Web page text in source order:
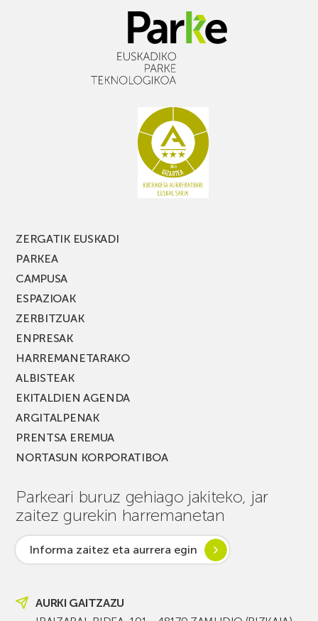
ZERGATIK EUSKADI
PARKEA
CAMPUSA
ESPAZIOAK
ZERBITZUAK
ENPRESAK
HARREMANETARAKO
ALBISTEAK
EKITALDIEN AGENDA
ARGITALPENAK
PRENTSA EREMUA
NORTASUN KORPORATIBOA
Parkeari buruz gehiago jakiteko, jar
zaitez gurekin harremanetan
Informa zaitez eta aurrera egin
AURKI GAITZAZU